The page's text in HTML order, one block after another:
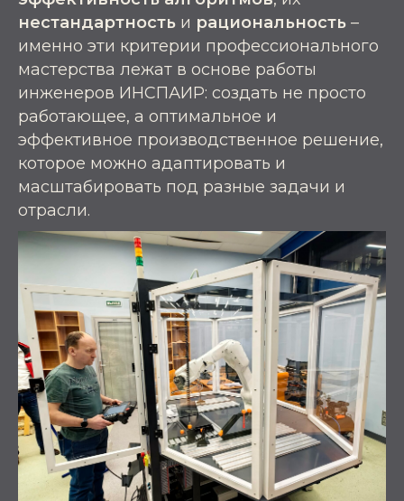
нестандартность и рациональность –
именно эти критерии профессионального
мастерства лежат в основе работы
инженеров ИНСПАИР: создать не просто
работающее, а оптимальное и
эффективное производственное решение,
которое можно адаптировать и
масштабировать под разные задачи и
отрасли.